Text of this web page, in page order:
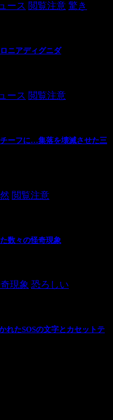
ース 閲覧注意 驚き
ニアディグニダ
ース 閲覧注意
ーフに…集落を壊滅させた三
閲覧注意
数々の怪奇現象
現象 恐ろしい
れたSOSの文字とカセットテ